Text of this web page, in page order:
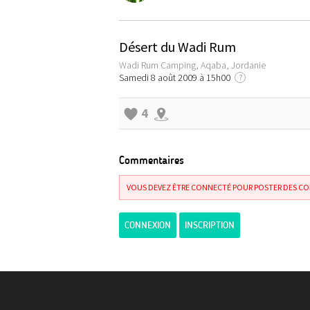
Désert du Wadi Rum
Wadi Rum Camping, Aqaba, Jordanie
Samedi 8 août 2009 à 15h00
?
4
Commentaires
VOUS DEVEZ ÊTRE CONNECTÉ POUR POSTER DES
CONNEXION INSCRIPTION